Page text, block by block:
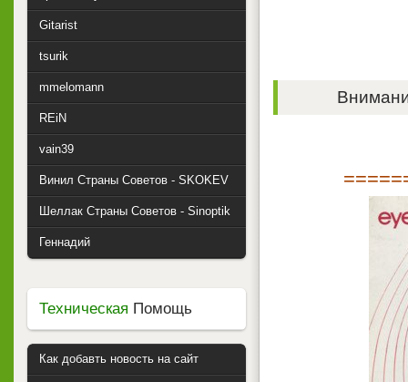
Gitarist
tsurik
mmelomann
REiN
vain39
Винил Страны Советов - SKOKEV
Шеллак Страны Советов - Sinoptik
Геннадий
Техническая Помощь
Как добавть новость на сайт